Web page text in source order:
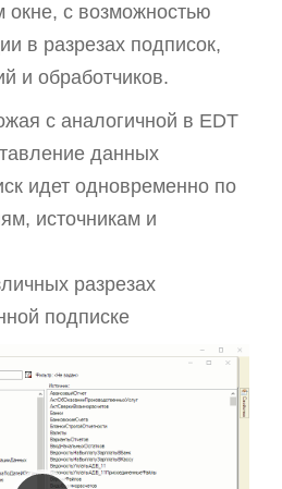
окне, с возможностью
в разрезах подписок,
и обработчиков.
с аналогичной в EDT
данных
идет одновременно по
источникам и
разрезах
подписке